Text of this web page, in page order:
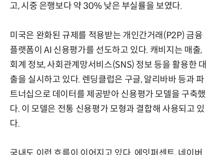
고, 시중 은행보다 약 30% 낮은 부실률을 보였다.
미국은 완화된 규제를 적용받는 개인간거래(P2P) 금융
플랫폼이 AI 신용평가를 선도하고 있다. 캐비지는 매출,
회계 정보, 사회관계망서비스(SNS) 정보 등을 활용한 대
출을 실시하고 있다. 렌딩클럽은 구글, 알리바바 등과 파
트너십으로 데이터를 제공받아 신용평가 모델을 구축했
다. 이 모델은 전통 신용평가 모형과 결합해 사용되고 있
다.